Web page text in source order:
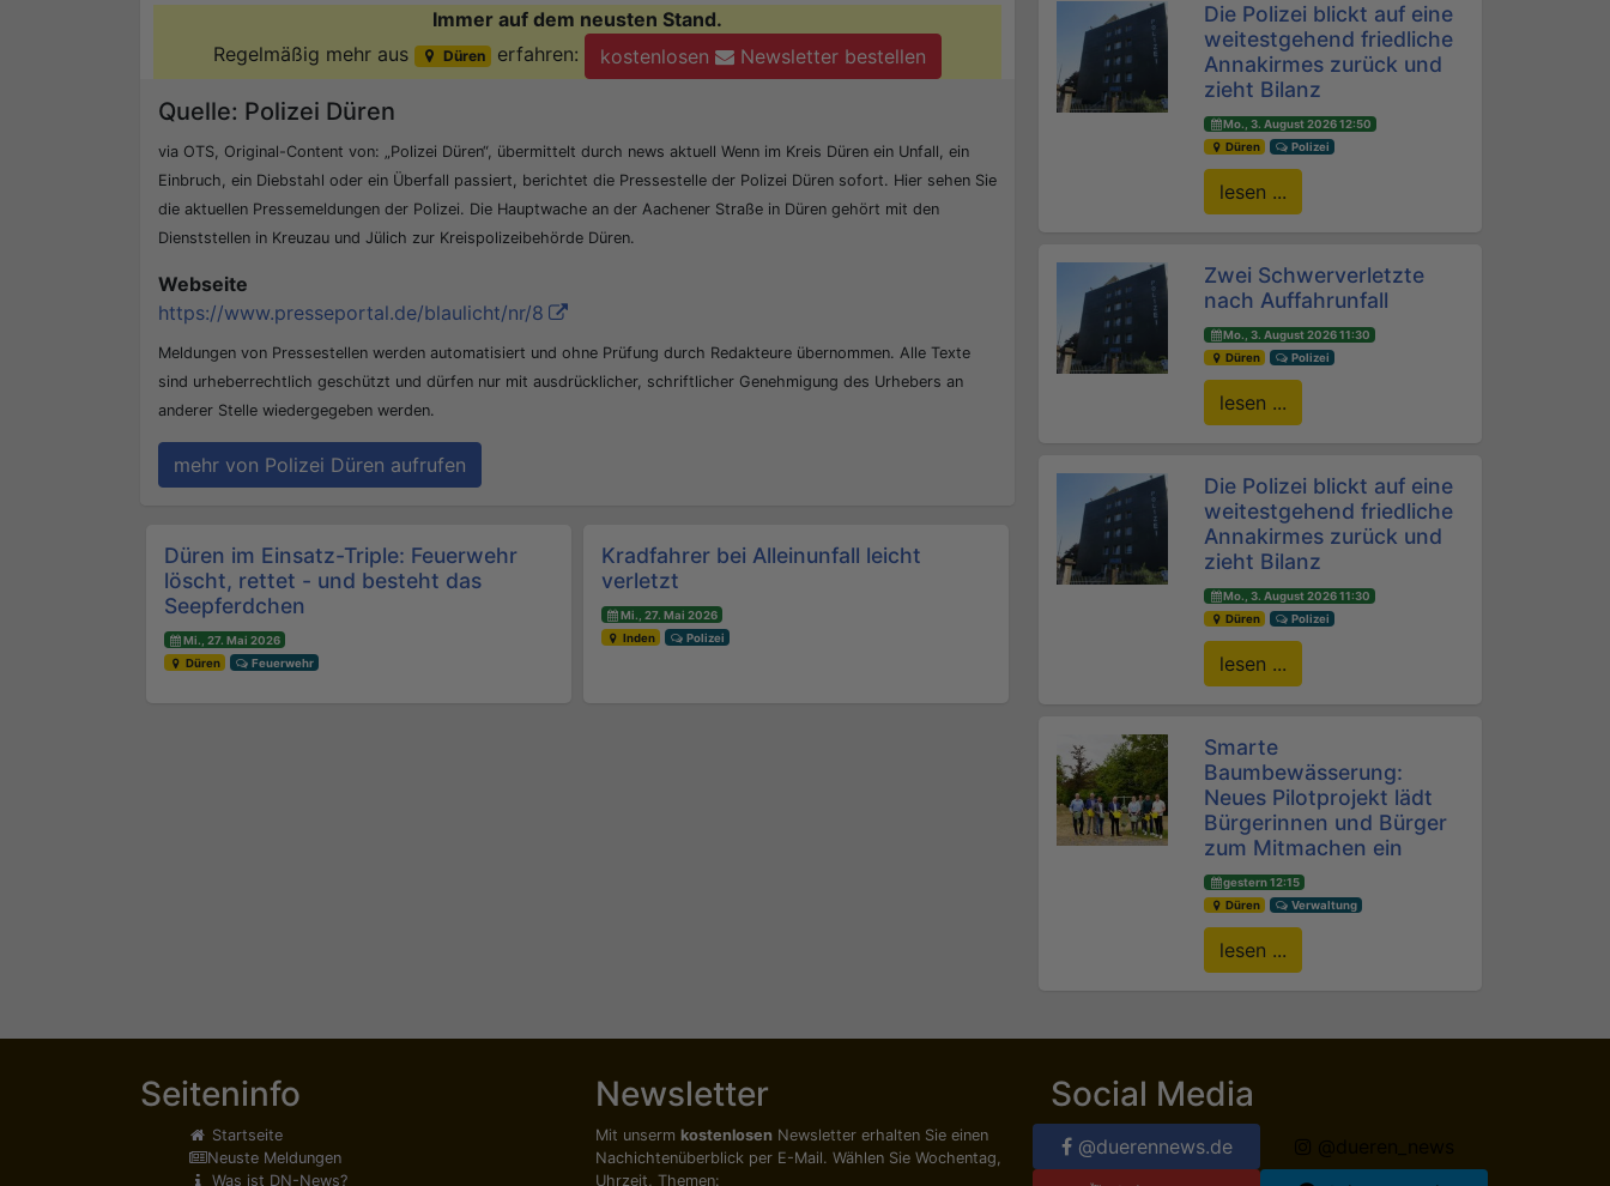
Immer auf dem neusten Stand.
Regelmäßig mehr aus
Düren erfahren: kostenlosen Newsletter bestellen
Quelle: Polizei Düren
via OTS, Original-Content von: „Polizei Düren“, übermittelt durch news aktuell Wenn im Kreis Düren ein Unfall, ein
Einbruch, ein Diebstahl oder ein Überfall passiert, berichtet die Pressestelle der Polizei Düren sofort. Hier sehen Sie
die aktuellen Pressemeldungen der Polizei. Die Hauptwache an der Aachener Straße in Düren gehört mit den
Dienststellen in Kreuzau und Jülich zur Kreispolizeibehörde Düren.
Webseite
https://www.presseportal.de/blaulicht/nr/8
Meldungen von Pressestellen werden automatisiert und ohne Prüfung durch Redakteure übernommen. Alle Texte
sind urheberrechtlich geschützt und dürfen nur mit ausdrücklicher, schriftlicher Genehmigung des Urhebers an
anderer Stelle wiedergegeben werden.
mehr von Polizei Düren aufrufen
Beitrags-Navigation
Düren im Einsatz-Triple: Feuerwehr
löscht, rettet - und besteht das
Seepferdchen
Mi., 27. Mai 2026
Düren
Feuerwehr
Kradfahrer bei Alleinunfall leicht
verletzt
Mi., 27. Mai 2026
Inden
Polizei
Die Polizei blickt auf eine
weitestgehend friedliche
Annakirmes zurück und
zieht Bilanz
Mo., 3. August 2026 12:50
Düren
Polizei
lesen ...
Zwei Schwerverletzte
nach Auffahrunfall
Mo., 3. August 2026 11:30
Düren
Polizei
lesen ...
Die Polizei blickt auf eine
weitestgehend friedliche
Annakirmes zurück und
zieht Bilanz
Mo., 3. August 2026 11:30
Düren
Polizei
lesen ...
Smarte
Baumbewässerung:
Neues Pilotprojekt lädt
Bürgerinnen und Bürger
zum Mitmachen ein
gestern 12:15
Düren
Verwaltung
lesen ...
Seiteninfo
Startseite
Neuste Meldungen
Was ist DN-News?
Newsletter
Mit unserm kostenlosen Newsletter erhalten Sie einen
Nachichten­überblick per E-Mail. Wählen Sie Wochentag,
Uhrzeit, Themen:
Social Media
@duerennews.de